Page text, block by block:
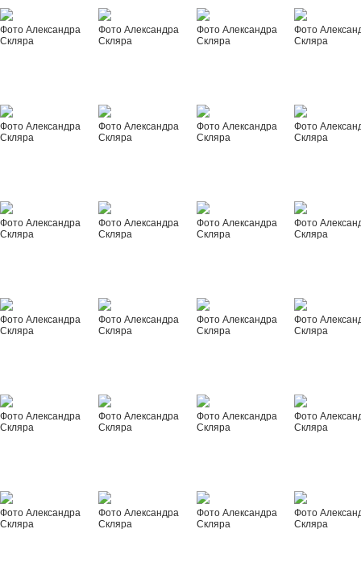
Фото Александра
Скляра
Фото Александра
Скляра
Фото Александра
Скляра
Фото
Скляра
Фото Александра
Скляра
Фото Александра
Скляра
Фото Александра
Скляра
Фото
Скляра
Фото Александра
Скляра
Фото Александра
Скляра
Фото Александра
Скляра
Фото
Скляра
Фото Александра
Скляра
Фото Александра
Скляра
Фото Александра
Скляра
Фото
Скляра
Фото Александра
Скляра
Фото Александра
Скляра
Фото Александра
Скляра
Фото
Скляра
Фото Александра
Скляра
Фото Александра
Скляра
Фото Александра
Скляра
Фото
Скляра